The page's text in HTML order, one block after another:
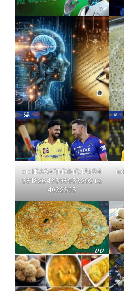
xr:d:DAGAQbD1IqQ:18,j:84
58182643508953292,t:2
4032305